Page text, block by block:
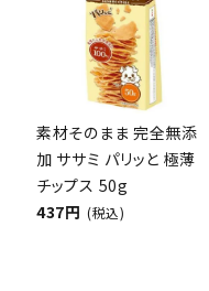
素材そのまま 完全無添
加 ササミ パリッと 極薄
チップス 50g
437円 (税込)